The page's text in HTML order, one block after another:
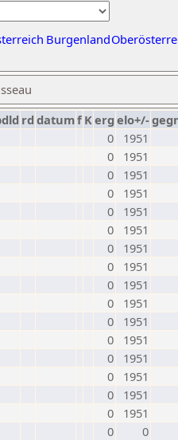
Burgenland
rd datumf Kerg elo+/-
0
1951
0
1951
0
1951
0
1951
0
1951
0
1951
0
1951
0
1951
0
1951
0
1951
0
1951
0
1951
0
1951
0
1951
0
1951
0
1951
0
0